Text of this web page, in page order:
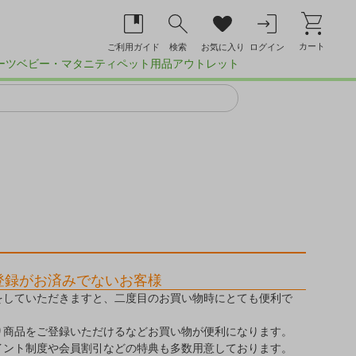
ご利用ガイド 検索 お気に入り ログイン カート
ツベビー・マタニティペット用品アウトレット
録がお済みでないお客様
していただきますと、二度目のお買い物時にとても便利で
品をご登録いただけるなどお買い物が便利になります。
ト制度や会員割引などの特典も多数用意しております。